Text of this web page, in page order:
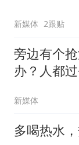
新媒体 2跟贴
旁边有个
办？人都
新媒体
多喝热水